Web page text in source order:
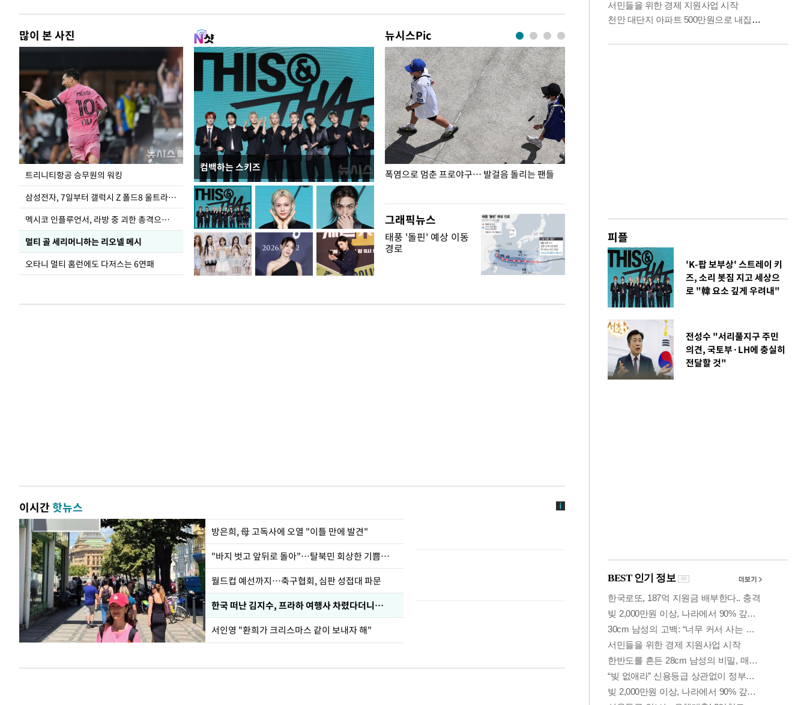
많이 본 사진
트리니티항공 승무원의 워킹
삼성전자, 7일부터 갤럭시 Z 폴드8 울트라·폴드8·플립8 출시
멕시코 인플루언서, 라방 중 괴한 총격으로 사망
멀티 골 세리머니하는 리오넬 메시
오타니 멀티 홈런에도 다저스는 6연패
컴백하는 스키즈
뉴시스Pic
입추 하루 앞둔 전남광주… 열화상 카메라에 담긴
폭염
폭염으로 멈춘 프로야구… 발걸음 돌리는 팬들
그래픽뉴스
태풍 '돌핀' 예상 이동
경로
이시간핫뉴스
방은희, 母 고독사에 오열 "이틀 만에 발견"
"바지 벗고 앞뒤로 돌아"…탈북민 회상한 기쁨조 검사
월드컵 예선까지…축구협회, 심판 성접대 파문
한국 떠난 김지수, 프라하 여행사 차렸다더니…
서인영 "환희가 크리스마스 같이 보내자 해"
피플
'K-팝 보부상' 스트레이 키
즈, 소리 봇짐 지고 세상으
로 "韓 요소 깊게 우려내"
전성수 "서리풀지구 주민
의견, 국토부·LH에 충실히
전달할 것"